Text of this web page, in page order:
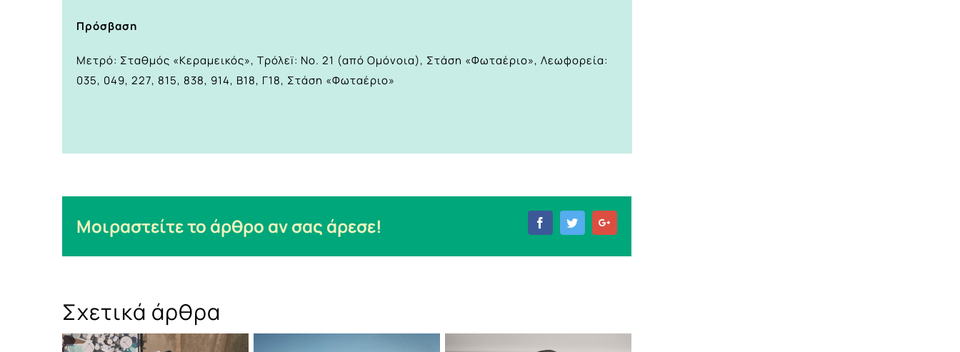
Πρόσβαση
Μετρό: Σταθμός «Κεραμεικός», Τρόλεï: No. 21 (από Ομόνοια), Στάση «Φωταέριο», Λεωφορεία:
035, 049, 227, 815, 838, 914, Β18, Γ18, Στάση «Φωταέριο»
Μοιραστείτε το άρθρο αν σας άρεσε! FacebookTwitter
Σχετικά άρθρα